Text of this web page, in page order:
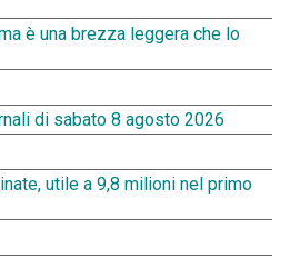
è una brezza leggera che lo
di sabato 8 agosto 2026
utile a 9,8 milioni nel primo